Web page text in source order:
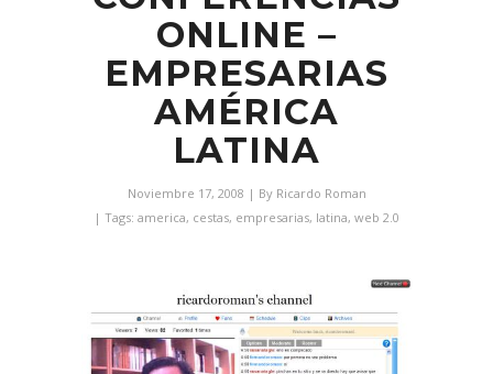
ONLINE –
EMPRESARIAS
AMÉRICA
LATINA
Noviembre 17, 2008 | By Ricardo Roman
| Tags: america, cestas, empresarias, latina, web 2.0